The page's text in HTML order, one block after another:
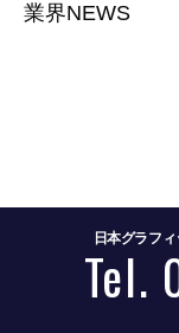
業界NEWS
日本グラフ
Tel.